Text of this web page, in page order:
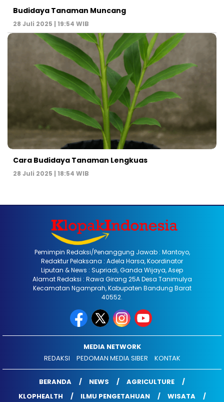
Budidaya Tanaman Muncang
28 Juli 2025 | 19:54 WIB
Cara Budidaya Tanaman Lengkuas
28 Juli 2025 | 18:54 WIB
Pemimpin Redaksi/Penanggung Jawab : Mantoyo,
Redaktur Pelaksana : Adela Harsa, Koordinator
Liputan & News : Supriadi, Ganda Wijaya, Asep
Alamat Redaksi : Rawa Girang 25A Desa Tanimulya
Kecamatan Ngamprah, Kabupaten Bandung Barat
40552.
MEDIA NETWORK
REDAKSI
PEDOMAN MEDIA SIBER KONTAK
BERANDA NEWS
AGRICULTURE
KLOPHEALTH
ILMU PENGETAHUAN
WISATA